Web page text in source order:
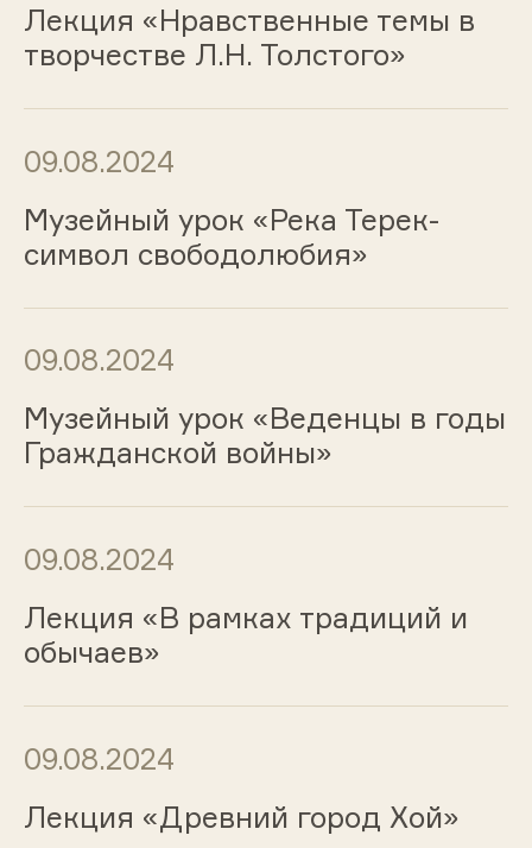
Лекция «Нравственные темы в
творчестве Л.Н. Толстого»
09.08.2024
Музейный урок «Река Терек-
символ свободолюбия»
09.08.2024
Музейный урок «Веденцы в годы
Гражданской войны»
09.08.2024
Лекция «В рамках традиций и
обычаев»
09.08.2024
Лекция «Древний город Хой»